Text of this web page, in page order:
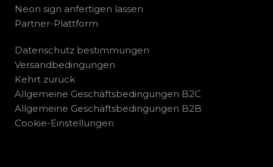
Neon sign anfertigen lassen
Partner-Plattform
Datenschutz bestimmungen
Versandbedingungen
Kehrt zurück
Allgemeine Geschäftsbedingungen B2C
Allgemeine Geschäftsbedingungen B2B
Cookie-Einstellungen